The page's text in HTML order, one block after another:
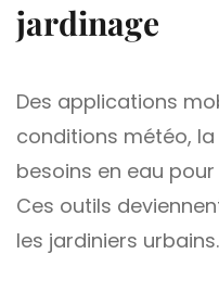
jardinage
Des applications
conditions météo,
besoins en eau
Ces outils
les jardiniers urbains.